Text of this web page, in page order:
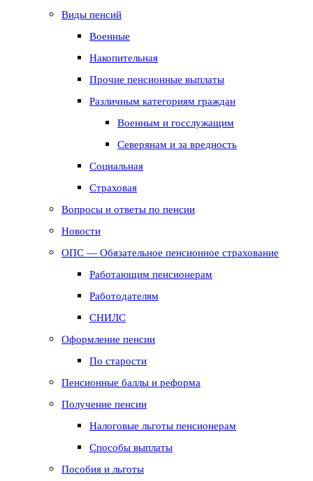
Виды пенсий
Военные
Накопительная
Прочие пенсионные выплаты
Различным категориям граждан
Военным и госслужащим
Северянам и за вредность
Социальная
Страховая
Вопросы и ответы по пенсии
Новости
ОПС — Обязательное пенсионное страхование
Работающим пенсионерам
Работодателям
СНИЛС
Оформление пенсии
По старости
Пенсионные баллы и реформа
Получение пенсии
Налоговые льготы пенсионерам
Способы выплаты
Пособия и льготы